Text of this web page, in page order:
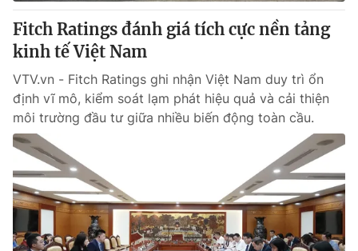
Fitch Ratings đánh giá tích cực nền tảng
kinh tế Việt Nam
VTV.vn - Fitch Ratings ghi nhận Việt Nam duy trì ổn
định vĩ mô, kiểm soát lạm phát hiệu quả và cải thiện
môi trường đầu tư giữa nhiều biến động toàn cầu.